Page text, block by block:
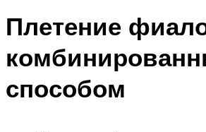
Плетение
способом